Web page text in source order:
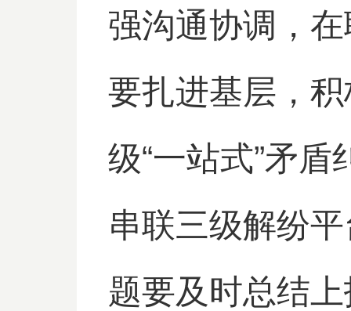
强沟通协调，
要扎进基层，
级“一站式”矛
串联三级解纷
题要及时总结